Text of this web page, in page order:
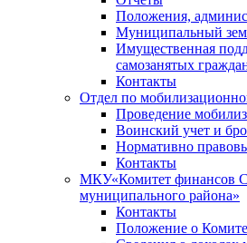
Положения,
Муниципальный
Имущественная
самозанятых
Контакты
Отдел по
Проведение
Воинский учет и
Нормативно
Контакты
МКУ«Комитет финансов
муниципального района»
Контакты
Положение о